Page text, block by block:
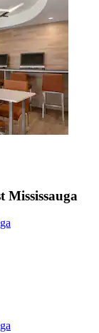
Mississauga